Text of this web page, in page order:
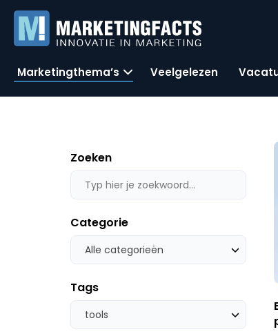
Marketingthema’s Veelgelezen
Zoeken
Categorie
Alle categorieën
Tags
tools